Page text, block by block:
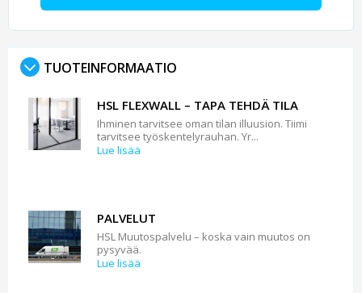
TUOTEINFORMAATIO
HSL FLEXWALL – TAPA TEHDÄ TILA
Ihminen tarvitsee oman tilan illuusion. Tiimi
tarvitsee työskentelyrauhan. Yr...
Lue lisää
PALVELUT
HSL Muutospalvelu – koska vain muutos on
pysyvää.
Lue lisää